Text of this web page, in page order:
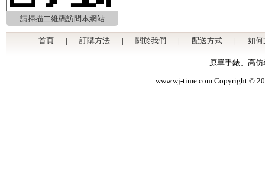
請掃描二維碼訪問本網站
首頁 | 訂購方法 | 關於我們 | 配送方式 | 如何
原單手錶、 高仿
www.wj-time.com Copyright ©